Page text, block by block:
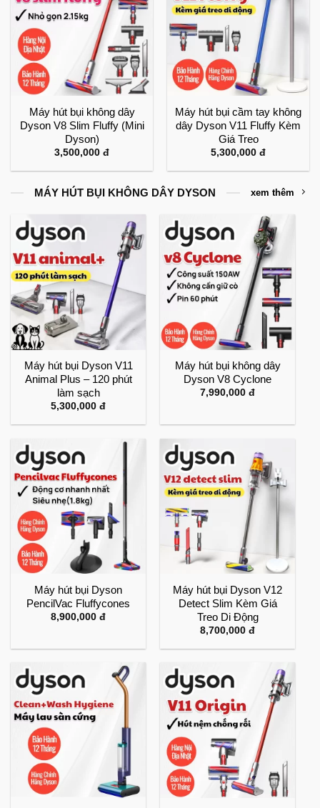
Máy hút bụi không dây
Dyson V8 Slim Fluffy (Mini
Dyson)
3,500,000 đ
Máy hút bụi cầm tay không
dây Dyson V11 Fluffy Kèm
Giá Treo
5,300,000 đ
MÁY HÚT BỤI KHÔNG DÂY DYSON xem thêm
Máy hút bụi Dyson V11
Animal Plus – 120 phút
làm sạch
5,300,000 đ
Máy hút bụi không dây
Dyson V8 Cyclone
7,990,000 đ
Máy hút bụi Dyson
PencilVac Fluffycones
8,900,000 đ
Máy hút bụi Dyson V12
Detect Slim Kèm Giá
Treo Di Động
8,700,000 đ